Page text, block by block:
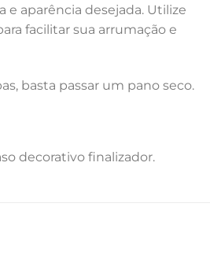
e aparência desejada. Utilize
facilitar sua arrumação e
basta passar um pano seco.
decorativo finalizador.